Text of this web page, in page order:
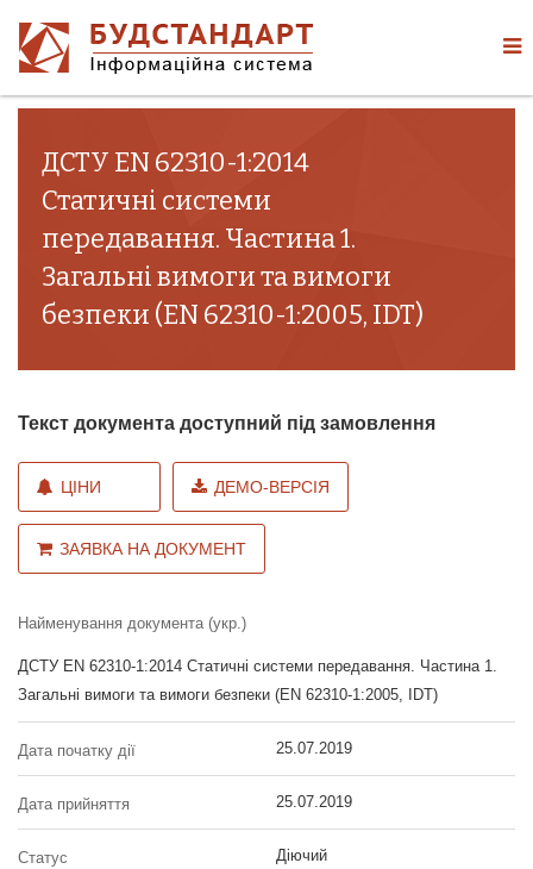
ДСТУ EN 62310-1:2014
Статичні системи
передавання. Частина 1.
Загальні вимоги та вимоги
безпеки (EN 62310-1:2005, IDT)
Текст документа доступний під замовлення
ЦІНИ ДЕМО-ВЕРСІЯ
ЗАЯВКА НА ДОКУМЕНТ
Найменування документа (укр.)
ДСТУ EN 62310-1:2014 Статичні системи передавання. Частина 1.
Загальні вимоги та вимоги безпеки (EN 62310-1:2005, IDT)
Дата початку дії 25.07.2019
Дата прийняття 25.07.2019
Статус Діючий